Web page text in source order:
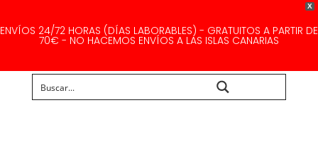
X
ENVÍOS 24/72 HORAS (DÍAS LABORABLES) - GRATUITOS A PARTIR DE
70€ - NO HACEMOS ENVÍOS A LAS ISLAS CANARIAS